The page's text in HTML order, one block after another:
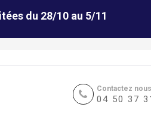
du 28/10 au 5/11
Contactez nous
04 50 37